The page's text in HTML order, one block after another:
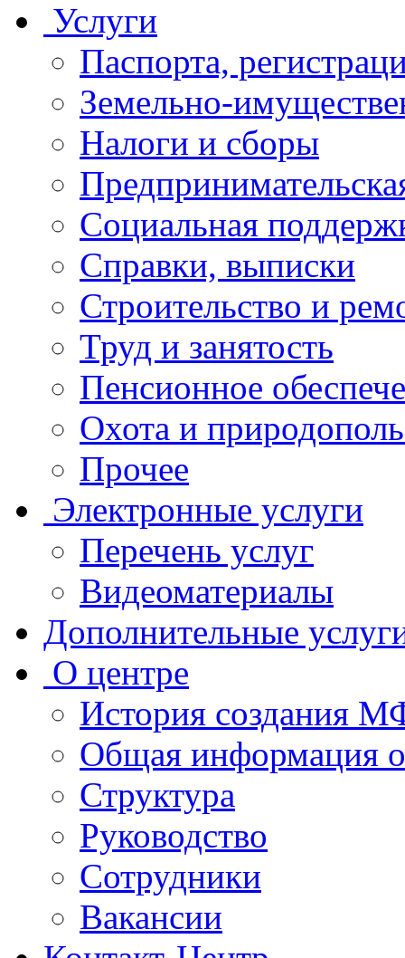
Услуги
Паспорта,
Земельно-
Налоги и сборы
Социальная
Справки, выписки
Строительство и
Труд и занятость
Пенсионное
Охота и
Прочее
Электронные услуги
Перечень услуг
Видеоматериалы
Дополнительные
О центре
История создания
Общая
Структура
Руководство
Сотрудники
Вакансии